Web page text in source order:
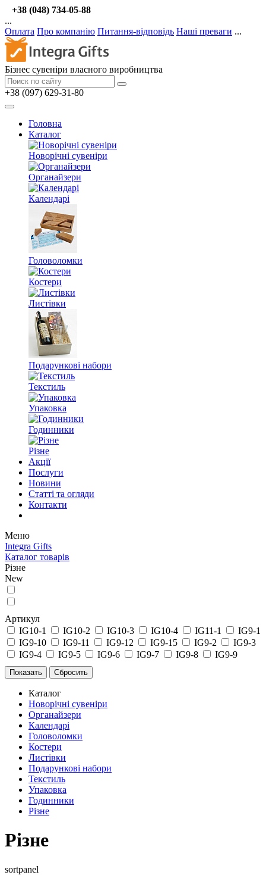
+38 (048) 734-05-88
...
Оплата Про компанію Питання-відповідь Наші преваги ...
Бізнес сувеніри власного виробництва
+38 (097) 629-31-80
Головна
Каталог
Новорічні сувеніри
Органайзери
Календарі
Головоломки
Костери
Листівки
Подарункові набори
Текстиль
Упаковка
Годинники
Різне
Акції
Послуги
Новини
Статті та огляди
Контакти
Меню
Integra Gifts
Каталог товарів
Різне
New
Артикул
IG10-1
IG10-2 IG10-3 IG10-4 IG11-1
IG9-1
IG9-10
IG9-11 IG9-12 IG9-15 IG9-2
IG9-3
IG9-4
IG9-5 IG9-6 IG9-7 IG9-8 IG9-9
Каталог
Новорічні сувеніри
Органайзери
Календарі
Головоломки
Костери
Листівки
Подарункові набори
Текстиль
Упаковка
Годинники
Різне
Різне
sortpanel